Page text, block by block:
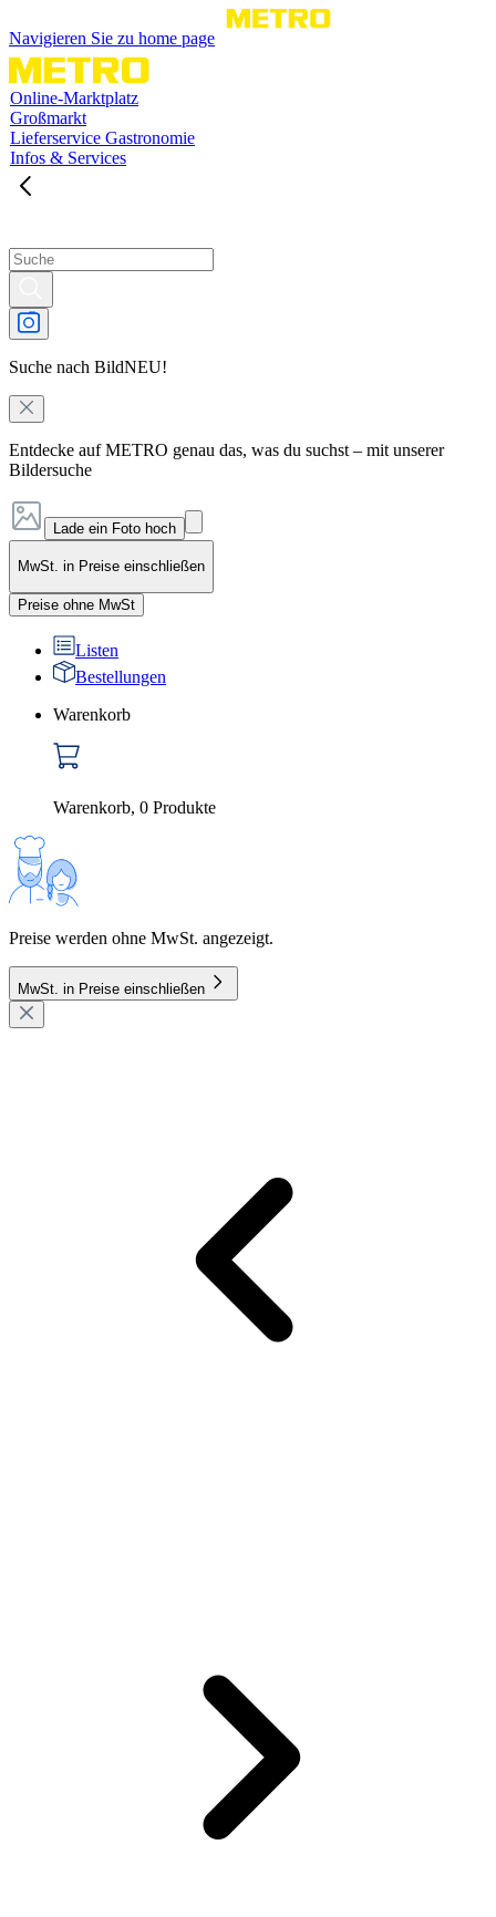
Navigieren Sie zu home page
Online-Marktplatz
Großmarkt
Lieferservice Gastronomie
Infos & Services
Suche nach BildNEU!
Entdecke auf METRO genau das, was du suchst – mit unserer
Bildersuche
Lade ein Foto hoch
MwSt. in Preise einschließen
Preise ohne MwSt
Listen
Bestellungen
Warenkorb
Warenkorb, 0 Produkte
Preise werden ohne MwSt. angezeigt.
MwSt. in Preise einschließen